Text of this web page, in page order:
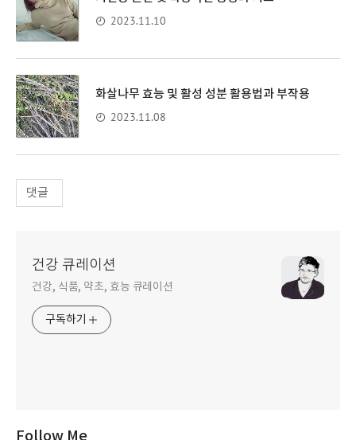
2023.11.10
화살나무 효능 및 활성 성분 활용법과 부작용
2023.11.08
댓글
건강 큐레이션
건강, 식품, 약초, 효능 큐레이션
구독하기
Follow Me